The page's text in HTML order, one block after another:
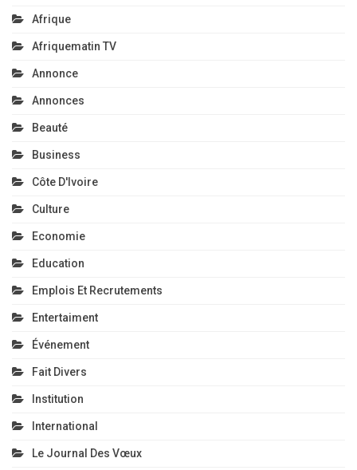
Afrique
Afriquematin TV
Annonce
Annonces
Beauté
Business
Côte D'Ivoire
Culture
Economie
Education
Emplois Et Recrutements
Entertaiment
Événement
Fait Divers
Institution
International
Le Journal Des Vœux